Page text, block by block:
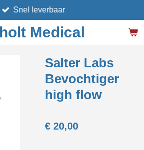
Medical
Snel leverbaar
Salter Labs
Bevochtiger
high flow
€ 20,00